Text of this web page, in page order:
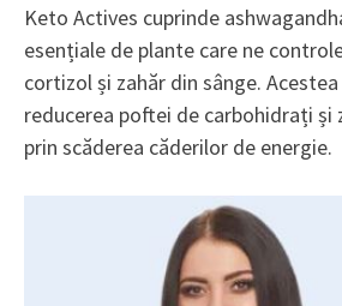
Keto Actives cuprinde
esențiale de plante care ne
cortizol și zahăr din sânge.
reducerea poftei de carbohidrați și
prin scăderea căderilor de energie.